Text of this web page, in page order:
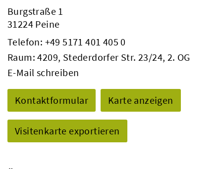
Burgstraße 1
31224 Peine
Telefon: +49 5171 401 405 0
Raum: 4209, Stederdorfer Str. 23/24, 2. OG
E-Mail schreiben
Kontaktformular Karte anzeigen
Visitenkarte exportieren